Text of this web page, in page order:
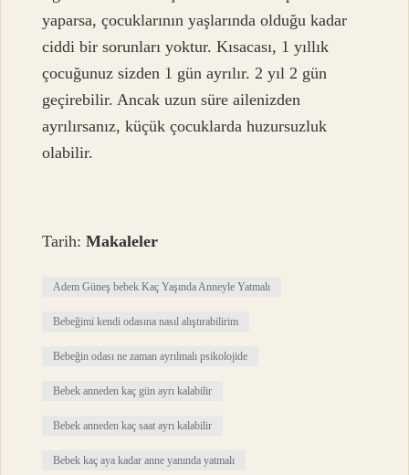
yaparsa, çocuklarının yaşlarında olduğu kadar
ciddi bir sorunları yoktur. Kısacası, 1 yıllık
çocuğunuz sizden 1 gün ayrılır. 2 yıl 2 gün
geçirebilir. Ancak uzun süre ailenizden
ayrılırsanız, küçük çocuklarda huzursuzluk
olabilir.
Tarih:Makaleler
Adem Güneş bebek Kaç Yaşında Anneyle Yatmalı
Bebeğimi kendi odasına nasıl alıştırabilirim
Bebeğin odası ne zaman ayrılmalı psikolojide
Bebek anneden kaç gün ayrı kalabilir
Bebek anneden kaç saat ayrı kalabilir
Bebek kaç aya kadar anne yanında yatmalı